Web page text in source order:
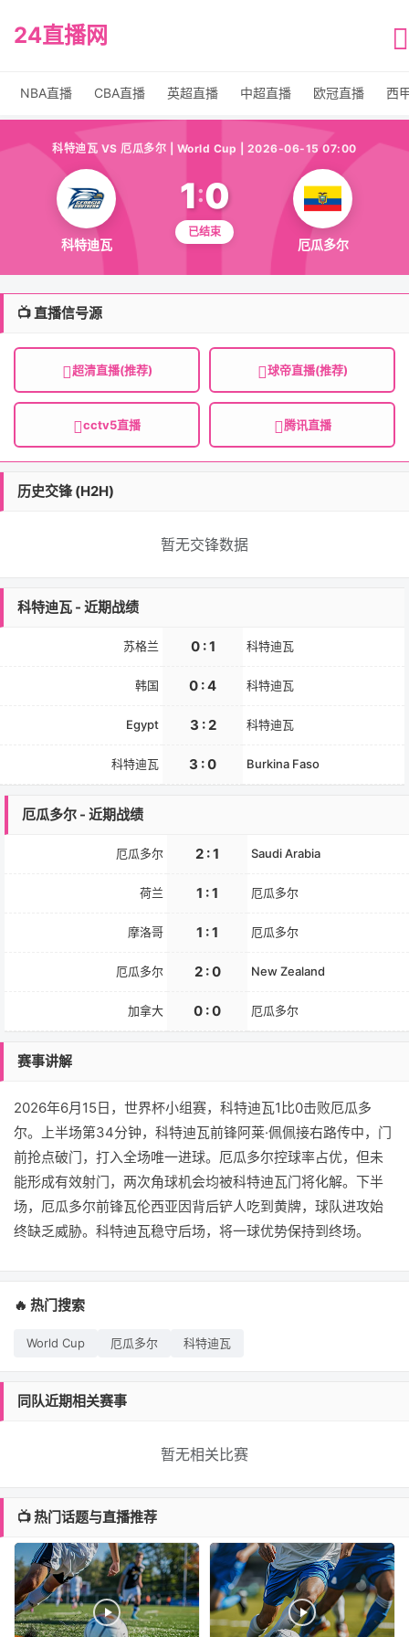
24直播网
NBA直播 CBA直播 英超直播 中超直播 欧冠直播 西
科特迪瓦 VS 厄瓜多尔 | World Cup | 2026-06-15 07:00
科特迪瓦
1:0
已结束
厄瓜多尔
📺 直播信号源
超清直播(推荐) 球帝直播(推荐)
cctv5直播 腾讯直播
历史交锋 (H2H)
暂无交锋数据
科特迪瓦 - 近期战绩
苏格兰 0 : 1 科特迪瓦
韩国 0 : 4 科特迪瓦
Egypt 3 : 2 科特迪瓦
科特迪瓦 3 : 0 Burkina Faso
厄瓜多尔 - 近期战绩
厄瓜多尔 2 : 1 Saudi Arabia
荷兰 1 : 1 厄瓜多尔
摩洛哥 1 : 1 厄瓜多尔
厄瓜多尔 2 : 0 New Zealand
加拿大 0 : 0 厄瓜多尔
赛事讲解
2026年6月15日，世界杯小组赛，科特迪瓦1比0击败厄瓜多
尔。上半场第34分钟，科特迪瓦前锋阿莱·佩佩接右路传中，门
前抢点破门，打入全场唯一进球。厄瓜多尔控球率占优，但未
能形成有效射门，两次角球机会均被科特迪瓦门将化解。下半
场，厄瓜多尔前锋瓦伦西亚因背后铲人吃到黄牌，球队进攻始
终缺乏威胁。科特迪瓦稳守后场，将一球优势保持到终场。
🔥 热门搜索
World Cup 厄瓜多尔 科特迪瓦
同队近期相关赛事
暂无相关比赛
📺 热门话题与直播推荐